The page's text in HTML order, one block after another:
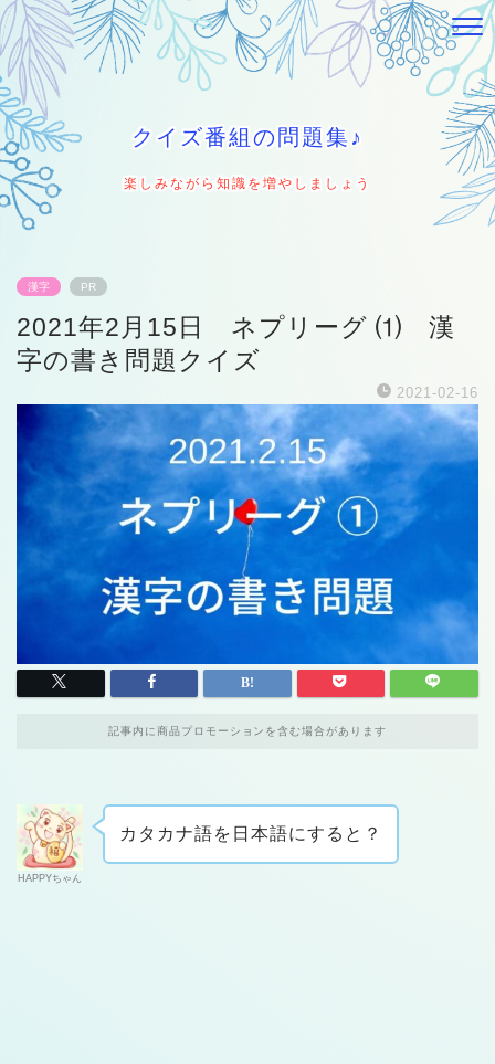
クイズ番組の問題集♪
楽しみながら知識を増やしましょう
漢字 PR
2021年2月15日 ネプリーグ ⑴ 漢
字の書き問題クイズ
2021-02-16
記事内に商品プロモーションを含む場合があります
HAPPYちゃん
カタカナ語を日本語にすると？